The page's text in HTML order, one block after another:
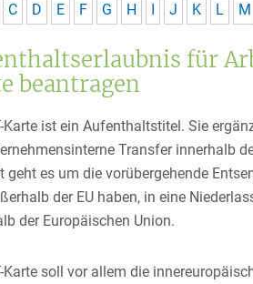
C D E F G H I J K L M
für
beantragen
Karte ist ein Aufenthaltstitel. Sie
Transfer innerhalb
geht es um die vorübergehende
der EU haben, in eine
der Europäischen Union.
Karte soll vor allem die